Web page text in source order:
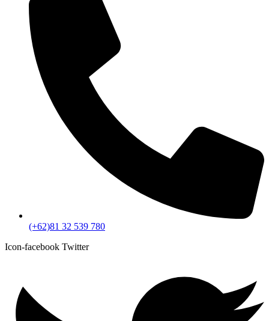
(+62)81 32 539 780
Icon-facebook Twitter